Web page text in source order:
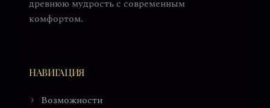
древнюю мудрость с современным
комфортом.
НАВИГАЦИЯ
Возможности